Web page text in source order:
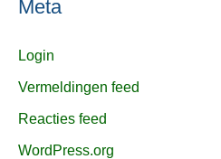
Meta
Login
Vermeldingen feed
Reacties feed
WordPress.org